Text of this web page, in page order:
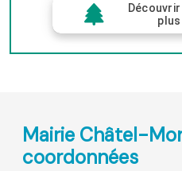
Mairie Châtel-
coordonnées